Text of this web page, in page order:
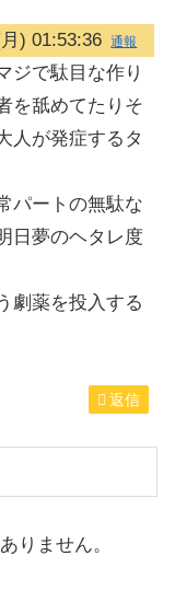
) 01:53:36 通報
ジで駄目な作り
を舐めてたりそ
人が発症するタ
パートの無駄な
日夢のヘタレ度
劇薬を投入する
返信
りません。